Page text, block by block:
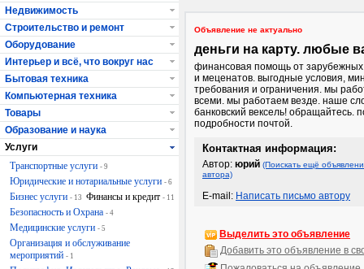
Объявление не актуально
деньги на карту. любые
финансовая помощь от зарубежных
и меценатов. выгодные условия,
требования и ограничения. мы
всеми. мы работаем везде. наше
банковский вексель! обращайтесь.
подробности почтой.
Контактная информация:
Автор: юрий (Поискать ещё
автора)
E-mail: Написать письмо автору
Выделить это объявление
Добавить это объявление в
Недвижимость
Строительство и ремонт
Оборудование
Интерьер и всё, что вокруг нас
Бытовая техника
Компьютерная техника
Товары
Образование и наука
Услуги
Транспортные услуги - 9
Юридические и нотариальные услуги - 6
Бизнес услуги - 13 Финансы и кредит - 11
Безопасность и Охрана - 4
Медицинские услуги - 5
Организация и обслуживание
мероприятий - 1